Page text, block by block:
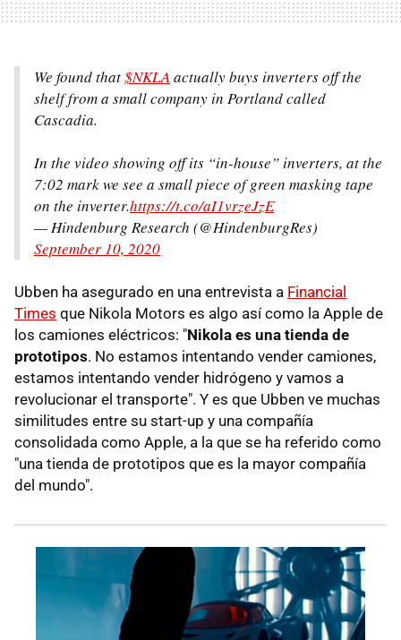
We found that$NKLA actually buys inverters off the
shelf from a small company in Portland called
Cascadia.
In the video showing off its “in-house” inverters, at the
7:02 mark we see a small piece of green masking tape
on the inverter.https://t.co/aI1vrzeJzE
— Hindenburg Research (@HindenburgRes)
September 10, 2020
Ubben ha asegurado en una entrevista a Financial
Times que Nikola Motors es algo así como la Apple de
los camiones eléctricos: "Nikola es una tienda de
prototipos. No estamos intentando vender camiones,
estamos intentando vender hidrógeno y vamos a
revolucionar el transporte". Y es que Ubben ve muchas
similitudes entre su start-up y una compañía
consolidada como Apple, a la que se ha referido como
"una tienda de prototipos que es la mayor compañía
del mundo".